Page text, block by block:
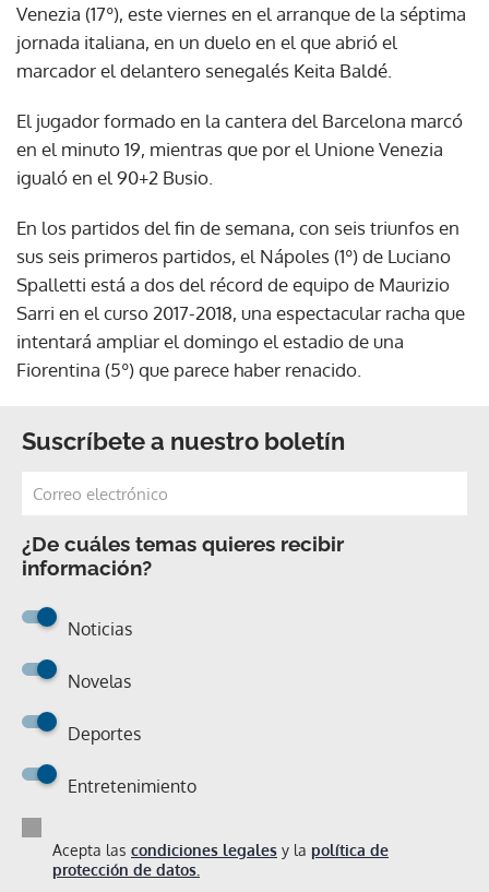
Venezia (17º), este viernes en el arranque de la séptima
jornada italiana, en un duelo en el que abrió el
marcador el delantero senegalés Keita Baldé.
El jugador formado en la cantera del Barcelona marcó
en el minuto 19, mientras que por el Unione Venezia
igualó en el 90+2 Busio.
En los partidos del fin de semana, con seis triunfos en
sus seis primeros partidos, el Nápoles (1º) de Luciano
Spalletti está a dos del récord de equipo de Maurizio
Sarri en el curso 2017-2018, una espectacular racha que
intentará ampliar el domingo el estadio de una
Fiorentina (5º) que parece haber renacido.
Suscríbete a nuestro boletín
¿De cuáles temas quieres recibir
información?
Noticias
Novelas
Deportes
Entretenimiento
Acepta las condiciones legales y la política de
protección de datos.